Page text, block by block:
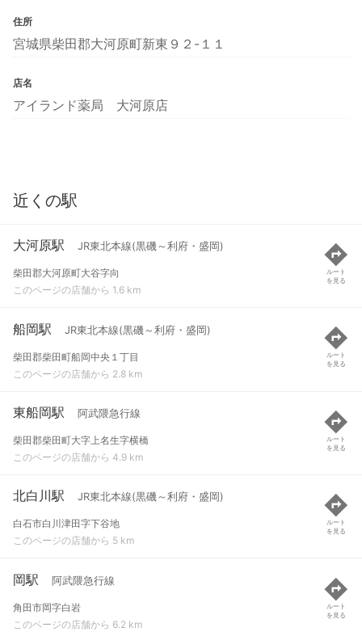
住所
宮城県柴田郡大河原町新東９２-１１
店名
アイランド薬局 大河原店
近くの駅
大河原駅 JR東北本線(黒磯～利府・盛岡)
柴田郡大河原町大谷字向
このページの店舗から 1.6 km
ルート
を見る
船岡駅 JR東北本線(黒磯～利府・盛岡)
柴田郡柴田町船岡中央１丁目
このページの店舗から 2.8 km
ルート
を見る
東船岡駅 阿武隈急行線
柴田郡柴田町大字上名生字横橋
このページの店舗から 4.9 km
ルート
を見る
北白川駅 JR東北本線(黒磯～利府・盛岡)
白石市白川津田字下谷地
このページの店舗から 5 km
ルート
を見る
岡駅 阿武隈急行線
角田市岡字白岩
このページの店舗から 6.2 km
ルート
を見る